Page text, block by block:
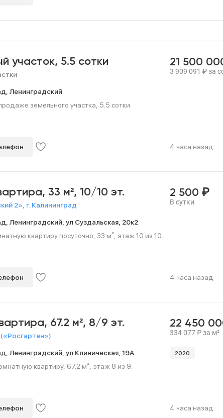
участок, 5.5 сотки 21 500
3 909 091 ₽за
Ленинградский
земельного участка, 5.5 сотки.
4 часа назад
33 м², 10/10 эт.
2», г. Калининград
2 500 ₽
В сутки
Ленинградский, ул Суздальская, 20к2
квартиру посуточно, 33 м², этаж 10 из 10.
4 часа назад
67.2 м², 8/9 эт. 22 450
334 077₽за м²
Ленинградский, ул Клиническая, 19А 2020
квартиру, 67.2 м², этаж 8 из 9.
4 часа назад